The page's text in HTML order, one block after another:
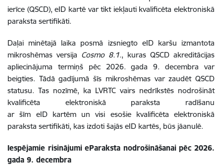
ierīce (QSCD), eID kartē var tikt iekļauti kvalificēta elektroniskā
paraksta sertifikāti.
Daļai minētajā laika posmā izsniegto eID karšu izmantota
mikroshēmas versija Cosmo 8.1., kuras QSCD akreditācijas
apliecinājuma termiņš pēc 2026. gada 9. decembra var
beigties. Tādā gadījumā šīs mikroshēmas var zaudēt QSCD
statusu. Tas nozīmē, ka LVRTC vairs nedrīkstēs nodrošināt
kvalificēta elektroniskā paraksta radīšanu
ar šīm eID kartēm un visi esošie kvalificēta elektroniskā
paraksta sertifikāti, kas izdoti šajās eID kartēs, būs jāanulē.
Iespējamie risinājumi eParaksta nodrošināšanai pēc 2026.
gada 9. decembra